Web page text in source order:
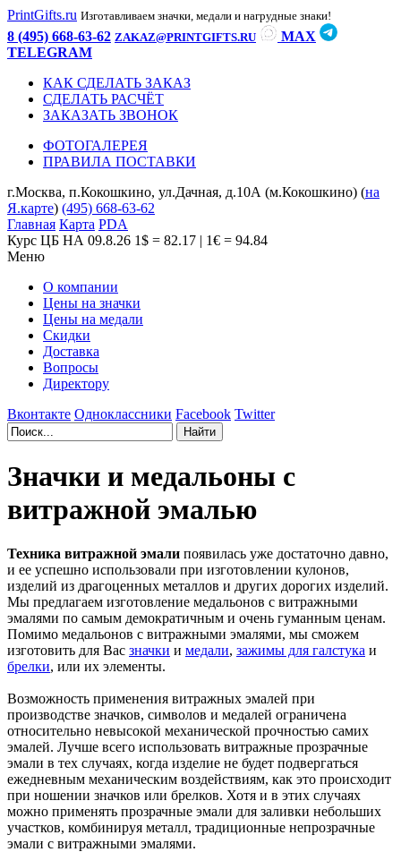
PrintGifts.ru Изготавливаем значки, медали и нагрудные знаки!
8 (495) 668-63-62 ZAKAZ@PRINTGIFTS.RU
MAX
TELEGRAM
КАК СДЕЛАТЬ ЗАКАЗ
СДЕЛАТЬ РАСЧЁТ
ЗАКАЗАТЬ ЗВОНОК
ФОТОГАЛЕРЕЯ
ПРАВИЛА ПОСТАВКИ
г.Москва, п.Кокошкино, ул.Дачная, д.10А (м.Кокошкино) (на
Я.карте) (495) 668-63-62
Главная Карта PDA
Курс ЦБ НА 09.8.26 1$ = 82.17 | 1€ = 94.84
Меню
О компании
Цены на значки
Цены на медали
Скидки
Доставка
Вопросы
Директору
Вконтакте Одноклассники Facebook Twitter
Значки и медальоны с
витражной эмалью
Техника витражной эмали появилась уже достаточно давно,
и ее успешно использовали при изготовлении кулонов,
изделий из драгоценных металлов и других дорогих изделий.
Мы предлагаем изготовление медальонов с витражными
эмалями по самым демократичным и очень гуманным ценам.
Помимо медальонов с витражными эмалями, мы сможем
изготовить для Вас значки и медали, зажимы для галстука и
брелки, или их элементы.
Возможность применения витражных эмалей при
производстве значков, символов и медалей ограничена
относительно невысокой механической прочностью самих
эмалей. Лучше всего использовать витражные прозрачные
эмали в тех случаях, когда изделие не будет подвергаться
ежедневным механическим воздействиям, как это происходит
при ношении значков или брелков. Хотя и в этих случаях
можно применять прозрачные эмали для заливки небольших
участков, комбинируя металл, традиционные непрозрачные
эмали с витражными эмалями.